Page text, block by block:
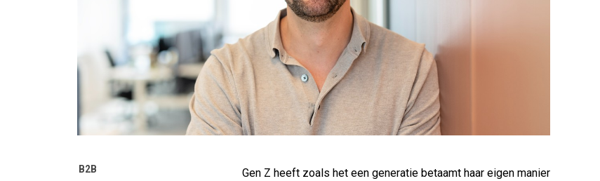
B2B
Gen Z heeft zoals het een generatie betaamt haar eigen manier